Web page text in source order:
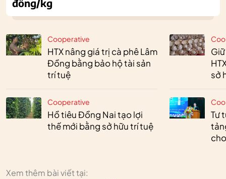
Cooperative
HTX nâng giá trị cà phê Lâm
Đồng bằng bảo hộ tài sản
trí tuệ
Cooperative
Hồ tiêu Đồng Nai tạo lợi
thế mới bằng sở hữu trí tuệ
sở
Tư
Xem thêm bài viết tại:
đồng/kg